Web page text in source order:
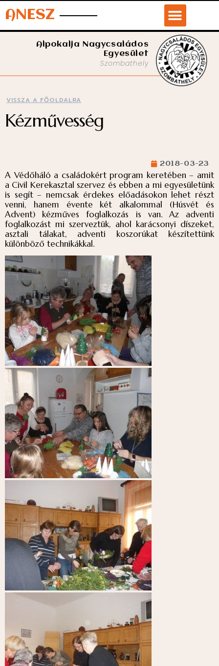
ANESZ
Alpokalja Nagycsaládos
Egyesület
Szombathely
VISSZA A FŐOLDALRA
Kézművesség
2018-03-23
A Védőháló a családokért program keretében – amit
a Civil Kerekasztal szervez és ebben a mi egyesületünk
is segít – nemcsak érdekes előadásokon lehet részt
venni, hanem évente két alkalommal (Húsvét és
Advent) kézműves foglalkozás is van. Az adventi
foglalkozást mi szerveztük, ahol karácsonyi díszeket,
asztali tálakat, adventi koszorúkat készítettünk
különböző technikákkal.